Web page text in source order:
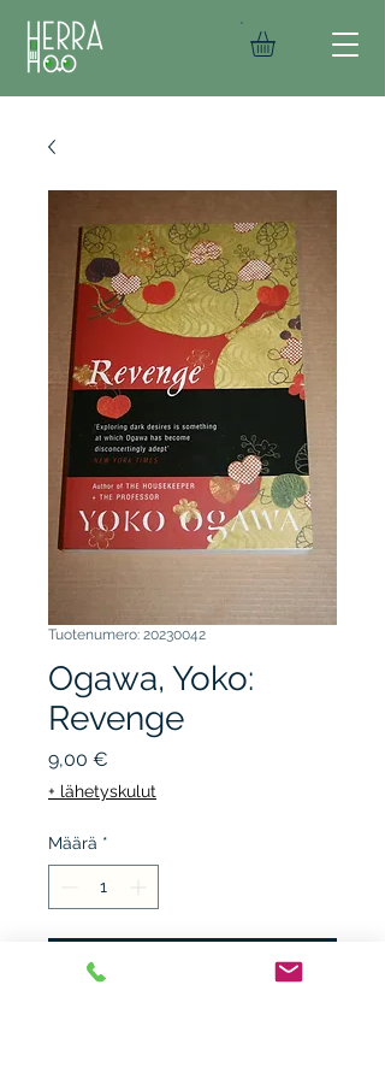
Tuotenumero: 20230042
Ogawa, Yoko:
Revenge
9,00 €
+ lähetyskulut
Määrä *
Lisää ostoskärryyn